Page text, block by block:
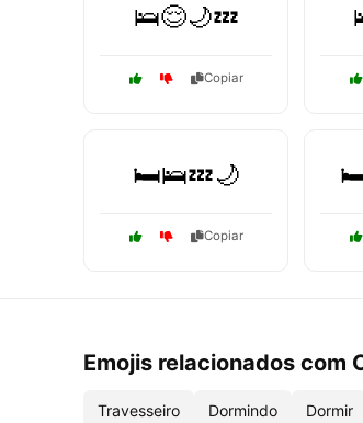
🛌😌🌙💤
Copiar
🛏️🛌💤🌙
Copiar
Emojis relacionados com
Travesseiro Dormindo Dormir